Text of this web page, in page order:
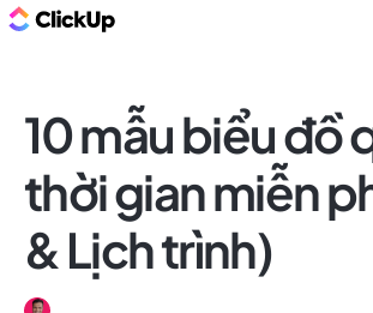
10 mẫu biểu đồ
thời gian miễn
& Lịch trình)